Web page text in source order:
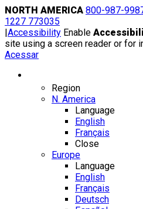
Skip
to
content
NORTH AMERICA 800-987-
1227 773035
|Accessibility Enable
site using a screen reader or for
Acessar
Region
N. America
Language
English
Français
Close
Europe
Language
English
Français
Deutsch